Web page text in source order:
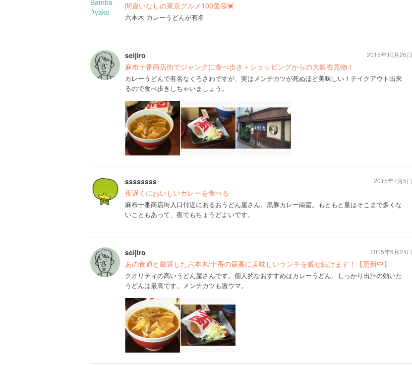
間違いなしの東京グルメ100選🤤💓
六本木 カレーうどんが有名
seijiro
麻布十番商店街でジャンクに食べ歩き＋ショッピングからの大銀杏見物！
カレーうどんで有名なくろさわですが、実はメンチカツが死ぬほど美味しい！テイクアウト出来
るので食べ歩きしちゃいましょう。
2015年10月26日
ssssssss
夜遅くにおいしいカレーを食べる
麻布十番商店街入口付近にあるおうどん屋さん。黒豚カレー南蛮。もともと量はそこまで多くな
いこともあって、夜でもちょうどよいです。
2015年7月5日
seijiro
あの食通と厳選した六本木/十番の最高に美味しいランチを載せ続けます！【更新中】
クオリティの高いうどん屋さんです。個人的なおすすめはカレーうどん。しっかり出汁の効いた
うどんは最高です。メンチカツも激ウマ。
2015年6月24日